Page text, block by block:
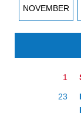
NOVEMBER
1
23